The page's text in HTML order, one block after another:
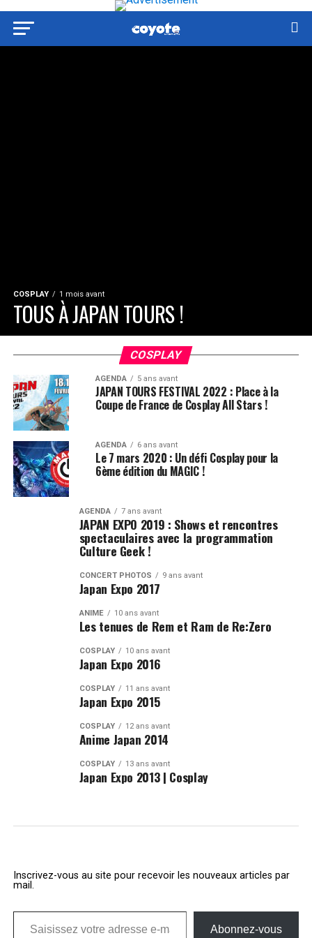
COSPLAY 1 mois avant
TOUS À JAPAN TOURS !
COSPLAY
AGENDA 5 ans avant
JAPAN TOURS FESTIVAL 2022 : Place à la
Coupe de France de Cosplay All Stars !
AGENDA 6 ans avant
Le 7 mars 2020 : Un défi Cosplay pour la
6ème édition du MAGIC !
AGENDA 7 ans avant
JAPAN EXPO 2019 : Shows et rencontres
spectaculaires avec la programmation
Culture Geek !
CONCERT PHOTOS 9 ans avant
Japan Expo 2017
ANIME 10 ans avant
Les tenues de Rem et Ram de Re:Zero
COSPLAY 10 ans avant
Japan Expo 2016
COSPLAY 11 ans avant
Japan Expo 2015
COSPLAY 12 ans avant
Anime Japan 2014
COSPLAY 13 ans avant
Japan Expo 2013 | Cosplay
Inscrivez-vous au site pour recevoir les nouveaux articles par
mail.
Saisissez votre adresse e-mail…
Abonnez-vous